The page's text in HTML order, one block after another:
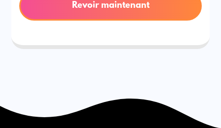
Revoir maintenant